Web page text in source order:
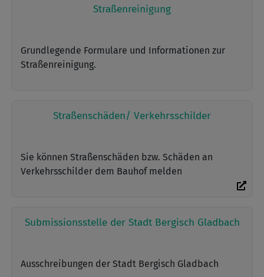
Straßenreinigung
Grundlegende Formulare und Informationen zur
Straßenreinigung.
Straßenschäden/ Verkehrsschilder
Sie können Straßenschäden bzw. Schäden an
Verkehrsschilder dem Bauhof melden
Submissionsstelle der Stadt Bergisch Gladbach
Ausschreibungen der Stadt Bergisch Gladbach